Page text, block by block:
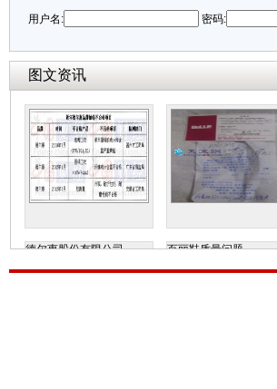
用户名: 密码:
图文资讯
德尔惠股份有限公司 百丽鞋质量问题